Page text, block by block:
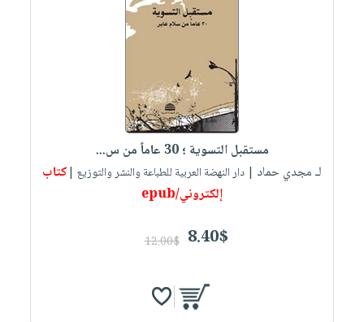
مستقبل التسوية ؛ 30 عاماً من س...
لـ مجدي حماد | دار النهضة العربية للطباعة والنشر والتوزيع |كتاب
إلكتروني/epub
8.40$
12.00$